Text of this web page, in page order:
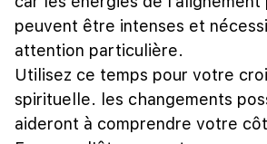
peuvent être intenses et
attention particulière.
Utilisez ce temps pour votre
spirituelle. les changements
aideront à comprendre votre